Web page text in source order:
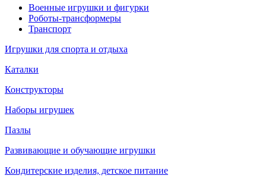
Военные игрушки и фигурки
Роботы-трансформеры
Транспорт
Игрушки для спорта и отдыха
Каталки
Конструкторы
Наборы игрушек
Пазлы
Развивающие и обучающие игрушки
Кондитерские изделия, детское питание